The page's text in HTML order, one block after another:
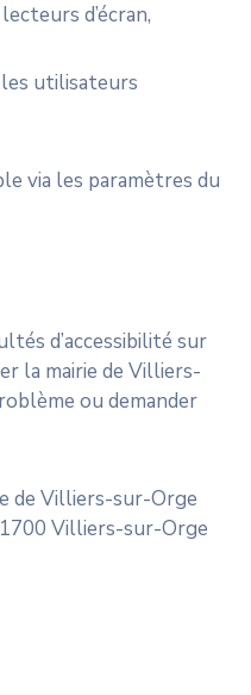
d’écran,
utilisateurs
via les paramètres du
d’accessibilité sur
la mairie de Villiers-
ou demander
de Villiers-sur-Orge
Villiers-sur-Orge